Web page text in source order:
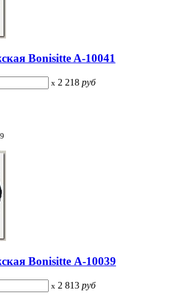
Bonisitte A-10041
x 2 218 руб
Bonisitte А-10039
x 2 813 руб